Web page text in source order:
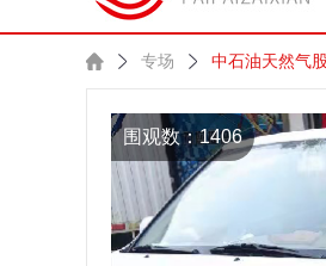
专场 中石油天然气
围观数：1406